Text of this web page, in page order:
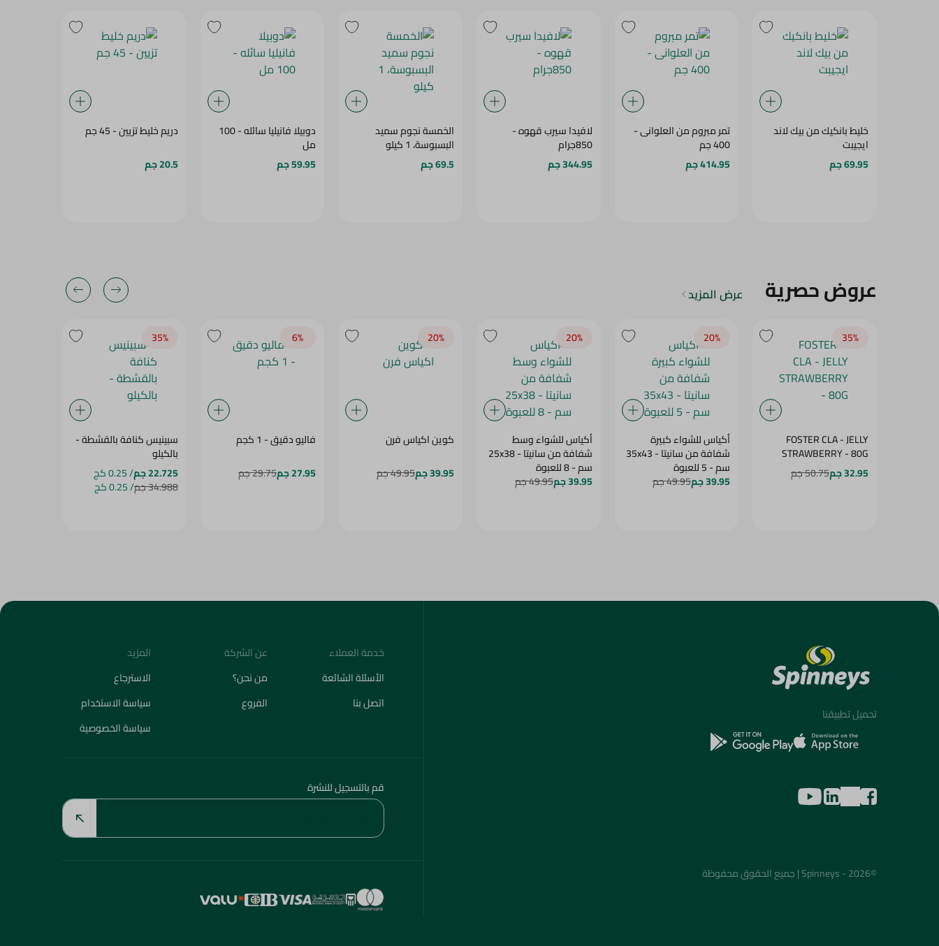
خليط بانكيك من بيك لاند
ايجيبت
69.95 جم
تمر مبروم من العلوانى -
400 جم
414.95 جم
لافيدا سيرب قهوه -
850جرام
344.95 جم
الخمسة نجوم سميد
البسبوسة، 1 كيلو
69.5 جم
دوبيلا فانيليا سائله - 100
مل
59.95 جم
دريم خليط تزيين - 45 جم
20.5 جم
عروض حصرية عرض المزيد
35‎%‎
FOSTER CLA - JELLY
STRAWBERRY - 80G
32.95 جم
50.75 جم
20‎%‎
أكياس للشواء كبيرة
شفافة من سانيتا - 35x43
سم - 5 للعبوة
39.95 جم 49.95 جم
20‎%‎
أكياس للشواء وسط
شفافة من سانيتا - 25x38
سم - 8 للعبوة
39.95 جم 49.95 جم
20‎%‎
كوين اكياس فرن
39.95 جم
49.95 جم
6‎%‎
فاليو دقيق - 1 كجم
27.95 جم
29.75 جم
35‎%‎
سبينيس كنافة بالقشطة -
بالكيلو
22.725 جم
/ 0.25 كج
34.988 جم / 0.25 كج
تحميل تطبيقنا
©2026 - Spinneys | جميع الحقوق محفوظة
خدمة العملاء
الأسئلة الشائعة
اتصل بنا
عن الشركة
من نحن؟
الفروع
المزيد
الاسترجاع
سياسة الاستخدام
سياسة الخصوصية
قم بالتسجيل للنشرة